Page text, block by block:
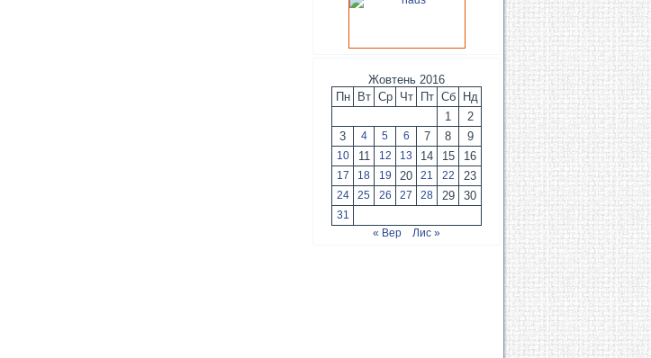
Жовтень 2016
Пн
Вт Ср Чт Пт Сб
Нд
1
2
3
4 5 6 7 8 9
10 11 12 13 14 15 16
17 18 19 20 21 22 23
24 25 26 27 28 29 30
31
« Вер
Лис »